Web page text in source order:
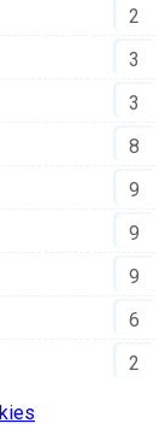
2
3
3
8
9
9
9
6
2